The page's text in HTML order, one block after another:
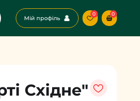
Мій профіль
0 0
Східне"